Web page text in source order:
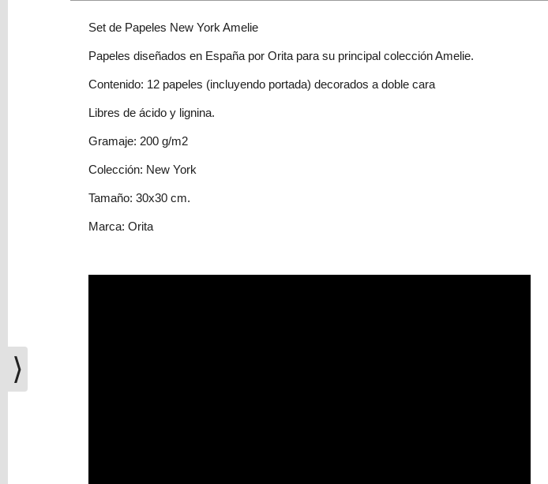
Carrito
compra
Set de Papeles New York Amelie
Papeles diseñados en España por Orita para su principal colección Amelie.
Contenido: 12 papeles (incluyendo portada) decorados a doble cara
Libres de ácido y lignina.
Gramaje: 200 g/m2
Colección: New York
Tamaño: 30x30 cm.
Marca: Orita
⟩